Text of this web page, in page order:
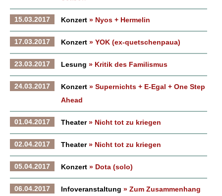
15.03.2017 Konzert » Nyos + Hermelin
17.03.2017 Konzert » YOK (ex-quetschenpaua)
23.03.2017 Lesung » Kritik des Familismus
24.03.2017 Konzert » Supernichts + E-Egal + One Step
Ahead
01.04.2017 Theater» Nicht tot zu kriegen
02.04.2017 Theater» Nicht tot zu kriegen
05.04.2017 Konzert » Dota (solo)
06.04.2017 Infoveranstaltung » Zum Zusammenhang